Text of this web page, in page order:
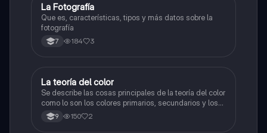
Artes
La Fotografía
Que es, características, tipos y más datos sobre la
fotografía
7 184 3
Artes
La teoría del color
Se describe las cosas principales de la teoría del color
como lo son los colores primarios, secundarios y los
colores cálidos y fríos es un resumen y sus ejemplos
9 150 2